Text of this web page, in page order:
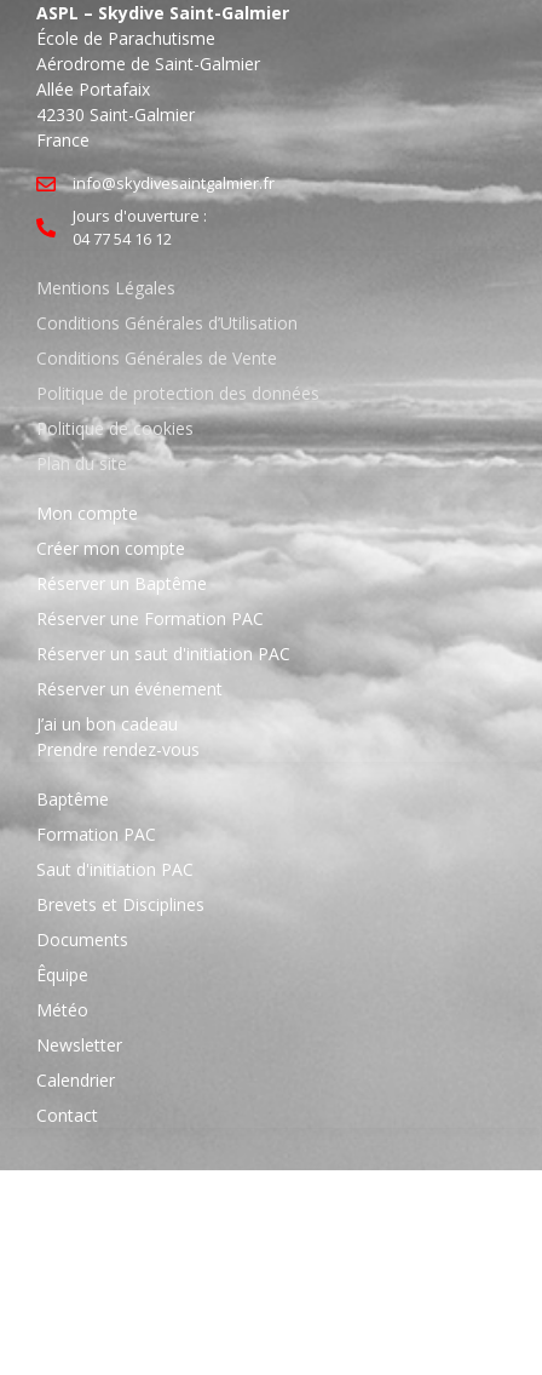
Baptême
Formation PAC
Saut d'initiation PAC
Brevets et Disciplines
Documents
Êquipe
Météo
Newsletter
Calendrier
Contact
Mon compte
Créer mon compte
Réserver un Baptême
Réserver une Formation PAC
Réserver un saut d'initiation PAC
Réserver un événement
J’ai un bon cadeau
Prendre rendez-vous
Mentions Légales
Conditions Générales d’Utilisation
Conditions Générales de Vente
Politique de protection des données
Politique de cookies
Plan du site
ASPL – Skydive Saint-Galmier
École de Parachutisme
Aérodrome de Saint-Galmier
Allée Portafaix
42330 Saint-Galmier
France
info@skydivesaintgalmier.fr
Jours d'ouverture :
04 77 54 16 12